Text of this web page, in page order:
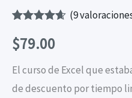
con4.56de
5 en base
valoraciones
clientes
(9
$79.00
El curso de Excel que
de descuento por tiempo